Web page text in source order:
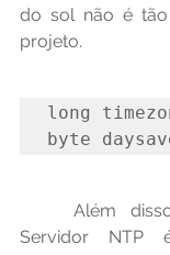
do sol não é
projeto.
long
byte
Servidor NTP